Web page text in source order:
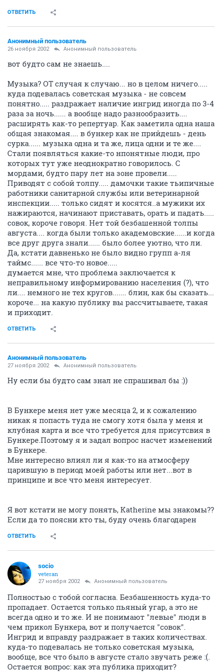
ОТВЕТИТЬ
Анонимный пользователь
26 ноября 2002 Анонимный пользователь
вот будто сам не знаешь....
Музыка? ОТ случая к случаю... но в целом ничего.....
куда подевалась советская музыка - не совсем
понятно..... раздражает наличие ингрид иногда по 3-4
раза за ночь...... а вообще надо разнообразить....
расширять как-то репертуар. Как заметила одна наша
общая знакомая.... в бункер как не прийдешь - день
сурка...... музыка одна и та же, лица одни и те же....
Стали появляться какие-то нпонятные люди, про
которых тут уже неоднократно говорилось. С
мордами, будто пару лет на зоне провели.....
Приводят с собой толпу..... дамочки такие тьипичные
работники санитарной службы или ветеринарной
инспекции..... только сидят и косятся..а мужики их
нажираются, начинают приставать, орать и падать.....
совок, короче говоря. Нет той безбашенной толпы
августа.... когда были только академовские......и когда
все друг друга знали...... было более уютно, что ли.
Да, кстати давненько не было видно групп а-ля
таймс...... все что-то новое.....
думается мне, что проблема заключается к
неправильному информированию населения (?), что
ли.... немного не тех кругов....... блин, как бы сказать...
короче... на какую публику вы рассчитываете, такая
и приходит.
ОТВЕТИТЬ
Анонимный пользователь
27 ноября 2002 Анонимный пользователь
Ну если бы будто сам знал не спрашивал бы :))
В Бункере меня нет уже месяца 2, и к сожалению
никак я попасть туда не смогу хотя была у меня и
клубная карта и все что требуется для присутсвия в
Бункере.Поэтому я и задал вопрос насчет изменений
в Бункере.
Мне интересно влиял ли я как-то на атмосферу
царившую в период моей работы или нет...вот в
принципе и все что меня интересует.
Я вот кстати не могу понять, Katherine мы знакомы??
Если да то поясни кто ты, буду очень благодарен
ОТВЕТИТЬ
socio
veteran
27 ноября 2002 Анонимный пользователь
Полностью с тобой согласна. Безбашенность куда-то
пропадает. Остается только пьяный угар, а это не
всегда одно и то же. И не понимают "левые" люди в
чем прикол Бункера, вот и получается "совок".
Ингрид и вправду раздражает в таких количествах.
куда-то подевалась не только советская музыка,
вообще, все что было в августе стало звучать реже :(.
Остается вопрос: как эта публика приходит?